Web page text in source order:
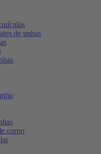
de unhas
corpo